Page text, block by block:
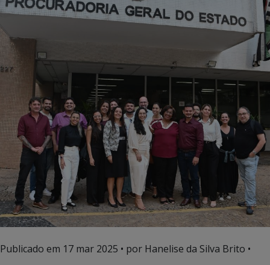
Publicado em 17 mar 2025 • por Hanelise da Silva Brito •